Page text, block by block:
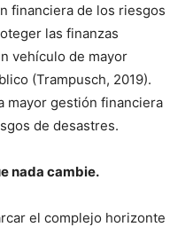
financiera de los riesgos
las finanzas
vehículo de mayor
(Trampusch, 2019).
mayor gestión financiera
de desastres.
nada cambie.
el complejo horizonte